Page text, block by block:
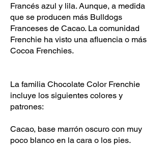
Francés azul y lila. Aunque, a medida
que se producen más Bulldogs
Franceses de Cacao. La comunidad
Frenchie ha visto una afluencia o más
Cocoa Frenchies.
La familia Chocolate Color Frenchie
incluye los siguientes colores y
patrones:
Cacao, base marrón oscuro con muy
poco blanco en la cara o los pies.